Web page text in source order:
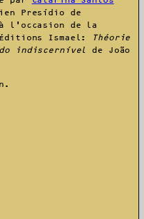
Presídio de
l’occasion de la
Ismael:
Théorie
indiscernível de João